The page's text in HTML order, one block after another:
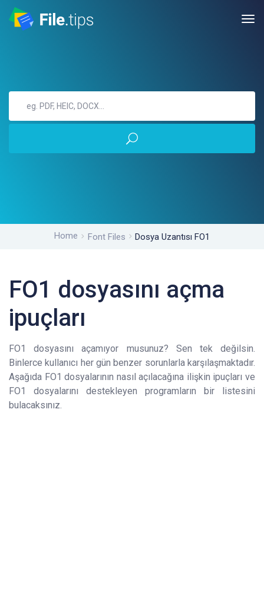
Home Font Files Dosya Uzantısı FO1
FO1 dosyasını açma
ipuçları
FO1 dosyasını açamıyor musunuz? Sen tek değilsin.
Binlerce kullanıcı her gün benzer sorunlarla karşılaşmaktadır.
Aşağıda FO1 dosyalarının nasıl açılacağına ilişkin ipuçları ve
FO1 dosyalarını destekleyen programların bir listesini
bulacaksınız.